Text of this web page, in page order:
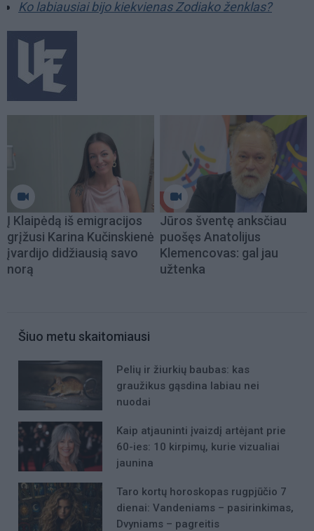
Ko labiausiai bijo kiekvienas Zodiako ženklas?
Į Klaipėdą iš emigracijos
grįžusi Karina Kučinskienė
įvardijo didžiausią savo
norą
Jūros šventę anksčiau
puošęs Anatolijus
Klemencovas: gal jau
užtenka
Šiuo metu skaitomiausi
Pelių ir žiurkių baubas: kas
graužikus gąsdina labiau nei
nuodai
Kaip atjauninti įvaizdį artėjant prie
60-ies: 10 kirpimų, kurie vizualiai
jaunina
Taro kortų horoskopas rugpjūčio 7
dienai: Vandeniams – pasirinkimas,
Dvyniams – pagreitis